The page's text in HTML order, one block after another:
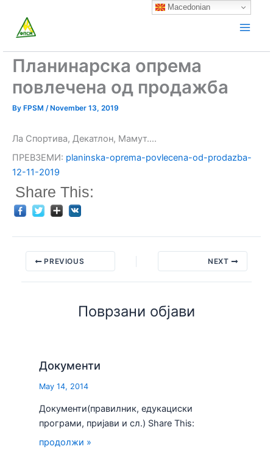
content
Планинарска опрема
повлечена од продажба
By FPSM / November 13, 2019
Ла Спортива, Декатлон, Мамут….
ПРЕВЗЕМИ: planinska-oprema-povlecena-od-prodazba-
12-11-2019
Share This:
PREVIOUS NEXT
Поврзани објави
Документи
May 14, 2014
Документи(правилник, едукациски
програми, пријави и сл.) Share This:
продолжи »
Macedonian